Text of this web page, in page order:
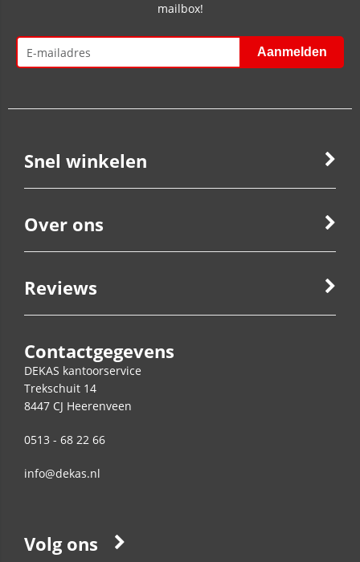
mailbox!
Snel winkelen
Over ons
Reviews
Contactgegevens
DEKAS kantoorservice
Trekschuit 14
8447 CJ Heerenveen
0513 - 68 22 66
info@dekas.nl
Volg ons